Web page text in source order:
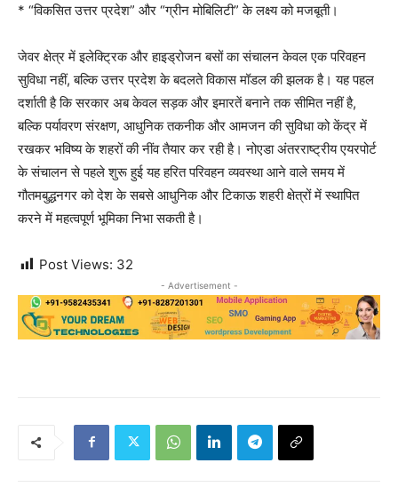
* “विकसित उत्तर प्रदेश” और “ग्रीन मोबिलिटी” के लक्ष्य को मजबूती।
जेवर क्षेत्र में इलेक्ट्रिक और हाइड्रोजन बसों का संचालन केवल एक परिवहन
सुविधा नहीं, बल्कि उत्तर प्रदेश के बदलते विकास मॉडल की झलक है। यह पहल
दर्शाती है कि सरकार अब केवल सड़क और इमारतें बनाने तक सीमित नहीं है,
बल्कि पर्यावरण संरक्षण, आधुनिक तकनीक और आमजन की सुविधा को केंद्र में
रखकर भविष्य के शहरों की नींव तैयार कर रही है। नोएडा अंतरराष्ट्रीय एयरपोर्ट
के संचालन से पहले शुरू हुई यह हरित परिवहन व्यवस्था आने वाले समय में
गौतमबुद्धनगर को देश के सबसे आधुनिक और टिकाऊ शहरी क्षेत्रों में स्थापित
करने में महत्वपूर्ण भूमिका निभा सकती है।
Post Views: 32
- Advertisement -